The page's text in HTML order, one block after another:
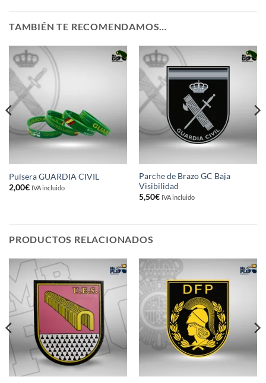
TAMBIÉN TE RECOMENDAMOS…
Pulsera GUARDIA CIVIL
2,00€ IVA incluido
Parche de Brazo GC Baja
Visibilidad
5,50€ IVA incluido
PRODUCTOS RELACIONADOS